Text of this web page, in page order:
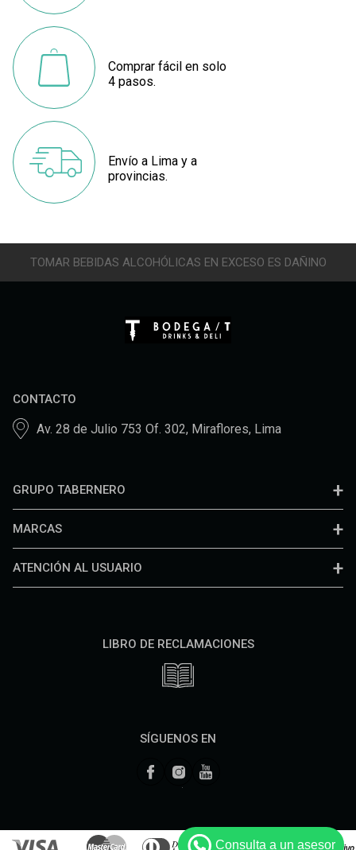
Comprar fácil en solo
4 pasos.
Envío a Lima y a
provincias.
TOMAR BEBIDAS ALCOHÓLICAS EN EXCESO ES DAÑINO
CONTACTO
Av. 28 de Julio 753 Of. 302, Miraflores, Lima
GRUPO TABERNERO
MARCAS
ATENCIÓN AL USUARIO
LIBRO DE RECLAMACIONES
SÍGUENOS EN
Consulta a un asesor